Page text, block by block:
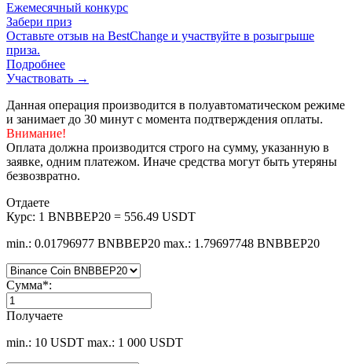
Ежемесячный конкурс
Забери приз
Оставьте отзыв на BestChange и участвуйте в розыгрыше
приза.
Подробнее
Участвовать →
Данная операция производится в полуавтоматическом режиме
и занимает до 30 минут с момента подтверждения оплаты.
Внимание!
Оплата должна производится строго на сумму, указанную в
заявке, одним платежом. Иначе средства могут быть утеряны
безвозвратно.
Отдаете
Курс: 1 BNBBEP20 = 556.49 USDT
min.: 0.01796977 BNBBEP20 max.: 1.79697748 BNBBEP20
Сумма*:
Получаете
min.: 10 USDT max.: 1 000 USDT